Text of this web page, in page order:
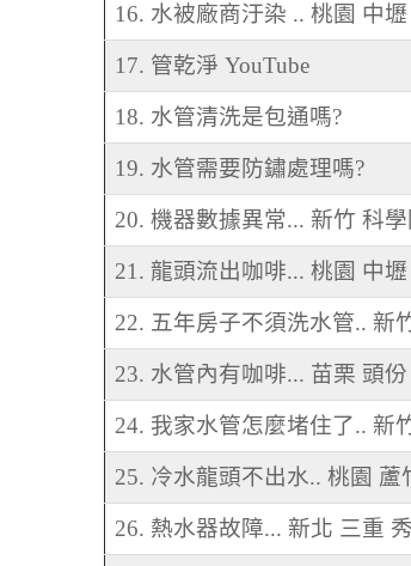
16. 水被廠商汙染 .. 桃園 中
17. 管乾淨 YouTube
18. 水管清洗是包通嗎?
19. 水管需要防鏽處理嗎?
20. 機器數據異常... 新竹 科
21. 龍頭流出咖啡... 桃園 中
22. 五年房子不須洗水管.. 新
23. 水管內有咖啡... 苗栗 頭
24. 我家水管怎麼堵住了.. 新
25. 冷水龍頭不出水.. 桃園 蘆
26. 熱水器故障... 新北 三重